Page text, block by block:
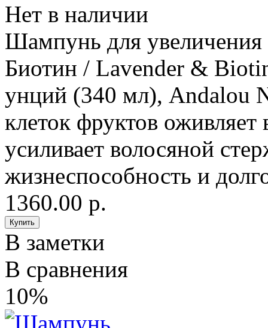
Нет в наличии
Шампунь для увеличения
Биотин / Lavender &
унций (340 мл), Andalou
клеток фруктов
усиливает волосяной
жизнеспособность и
1360.00 р.
В заметки
В сравнения
10%